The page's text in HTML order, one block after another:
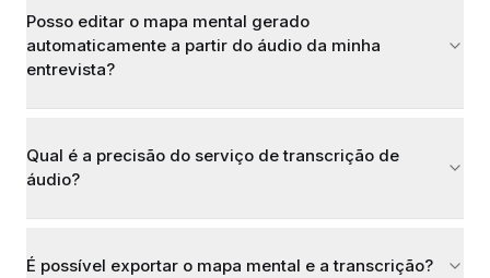
Posso editar o mapa mental gerado
automaticamente a partir do áudio da minha
entrevista?
Qual é a precisão do serviço de transcrição de
áudio?
É possível exportar o mapa mental e a transcrição?